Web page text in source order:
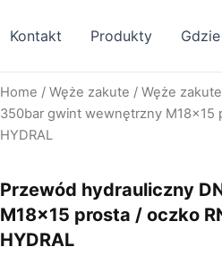
Kontakt Produkty
Home / Węże zakute / Węże
350bar gwint wewnętrzny M18x15
HYDRAL
Przewód hydrauliczny
M18x15 prosta / oczko
HYDRAL